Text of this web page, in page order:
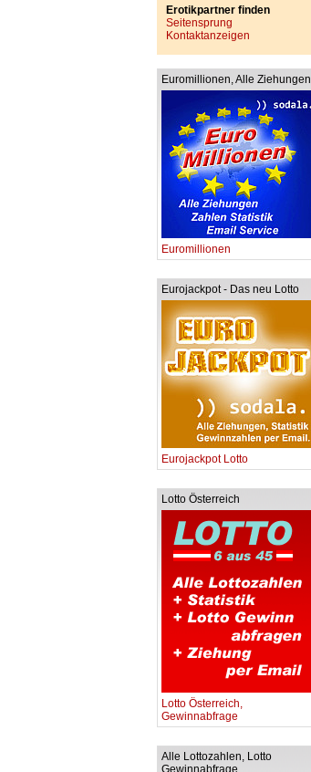
Erotikpartner finden
Seitensprung
Kontaktanzeigen
Euromillionen, Alle Ziehungen
Euromillionen
Eurojackpot - Das neu Lotto
Eurojackpot Lotto
Lotto Österreich
Lotto Österreich,
Gewinnabfrage
Alle Lottozahlen, Lotto
Gewinnabfrage